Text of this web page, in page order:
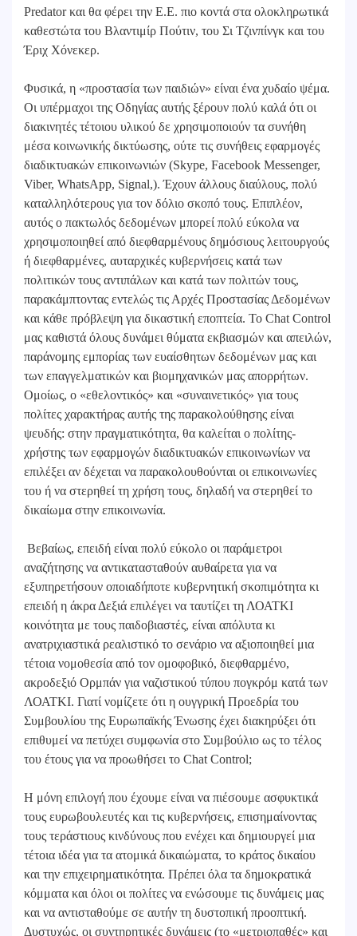
Predator και θα φέρει την Ε.Ε. πιο κοντά στα ολοκληρωτικά
καθεστώτα του Βλαντιμίρ Πούτιν, του Σι Τζινπίνγκ και του
Έριχ Χόνεκερ.
Φυσικά, η «προστασία των παιδιών» είναι ένα χυδαίο ψέμα.
Οι υπέρμαχοι της Οδηγίας αυτής ξέρουν πολύ καλά ότι οι
διακινητές τέτοιου υλικού δε χρησιμοποιούν τα συνήθη
μέσα κοινωνικής δικτύωσης, ούτε τις συνήθεις εφαρμογές
διαδικτυακών επικοινωνιών (Skype, Facebook Messenger,
Viber, WhatsApp, Signal,). Έχουν άλλους διαύλους, πολύ
καταλληλότερους για τον δόλιο σκοπό τους. Επιπλέον,
αυτός ο πακτωλός δεδομένων μπορεί πολύ εύκολα να
χρησιμοποιηθεί από διεφθαρμένους δημόσιους λειτουργούς
ή διεφθαρμένες, αυταρχικές κυβερνήσεις κατά των
πολιτικών τους αντιπάλων και κατά των πολιτών τους,
παρακάμπτοντας εντελώς τις Αρχές Προστασίας Δεδομένων
και κάθε πρόβλεψη για δικαστική εποπτεία. Το Chat Control
μας καθιστά όλους δυνάμει θύματα εκβιασμών και απειλών,
παράνομης εμπορίας των ευαίσθητων δεδομένων μας και
των επαγγελματικών και βιομηχανικών μας απορρήτων.
Ομοίως, ο «εθελοντικός» και «συναινετικός» για τους
πολίτες χαρακτήρας αυτής της παρακολούθησης είναι
ψευδής: στην πραγματικότητα, θα καλείται ο πολίτης-
χρήστης των εφαρμογών διαδικτυακών επικοινωνίων να
επιλέξει αν δέχεται να παρακολουθούνται οι επικοινωνίες
του ή να στερηθεί τη χρήση τους, δηλαδή να στερηθεί το
δικαίωμα στην επικοινωνία.
Βεβαίως, επειδή είναι πολύ εύκολο οι παράμετροι
αναζήτησης να αντικατασταθούν αυθαίρετα για να
εξυπηρετήσουν οποιαδήποτε κυβερνητική σκοπιμότητα κι
επειδή η άκρα Δεξιά επιλέγει να ταυτίζει τη ΛΟΑΤΚΙ
κοινότητα με τους παιδοβιαστές, είναι απόλυτα κι
ανατριχιαστικά ρεαλιστικό το σενάριο να αξιοποιηθεί μια
τέτοια νομοθεσία από τον ομοφοβικό, διεφθαρμένο,
ακροδεξιό Ορμπάν για ναζιστικού τύπου πογκρόμ κατά των
ΛΟΑΤΚΙ. Γιατί νομίζετε ότι η ουγγρική Προεδρία του
Συμβουλίου της Ευρωπαϊκής Ένωσης έχει διακηρύξει ότι
επιθυμεί να πετύχει συμφωνία στο Συμβούλιο ως το τέλος
του έτους για να προωθήσει το Chat Control;
Η μόνη επιλογή που έχουμε είναι να πιέσουμε ασφυκτικά
τους ευρωβουλευτές και τις κυβερνήσεις, επισημαίνοντας
τους τεράστιους κινδύνους που ενέχει και δημιουργεί μια
τέτοια ιδέα για τα ατομικά δικαιώματα, το κράτος δικαίου
και την επιχειρηματικότητα. Πρέπει όλα τα δημοκρατικά
κόμματα και όλοι οι πολίτες να ενώσουμε τις δυνάμεις μας
και να αντισταθούμε σε αυτήν τη δυστοπική προοπτική.
Δυστυχώς, οι συντηρητικές δυνάμεις (το «μετριοπαθές» και